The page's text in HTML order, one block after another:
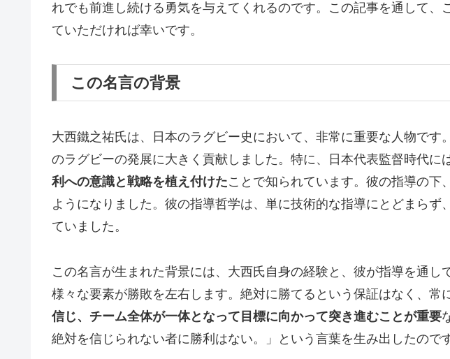
れでも前進し続ける勇気を与えてくれるのです。この記事を通して
ていただければ幸いです。
この名言の背景
大西鐵之祐氏は、日本のラグビー史において、非常に重要な人物で
のラグビーの発展に大きく貢献しました。特に、日本代表監督時代
利への意識と戦略を植え付けたことで知られています。彼の指導の下
ようになりました。彼の指導哲学は、単に技術的な指導にとどまらず
ていました。
この名言が生まれた背景には、大西氏自身の経験と、彼が指導を通
様々な要素が勝敗を左右します。絶対に勝てるという保証はなく、常
信じ、チーム全体が一体となって目標に向かって突き進むことが重要
絶対を信じられない者に勝利はない。」という言葉を生み出したのです